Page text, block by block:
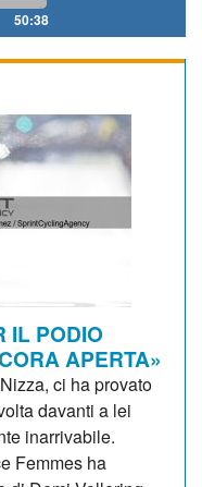
50:38
IL PODIO
APERTA»
ci ha provato
davanti a lei
inarrivabile.
Femmes ha